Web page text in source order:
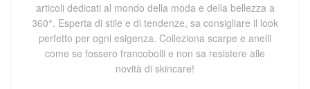
articoli dedicati al mondo della moda e della bellezza a
360°. Esperta di stile e di tendenze, sa consigliare il look
perfetto per ogni esigenza. Colleziona scarpe e anelli
come se fossero francobolli e non sa resistere alle
novità di skincare!